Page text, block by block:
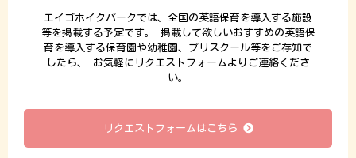
エイゴホイクパークでは、全国の英語保育を導入する施設
等を掲載する予定です。 掲載して欲しいおすすめの英語保
育を導入する保育園や幼稚園、プリスクール等をご存知で
したら、 お気軽にリクエストフォームよりご連絡くださ
い。
リクエストフォームはこちら